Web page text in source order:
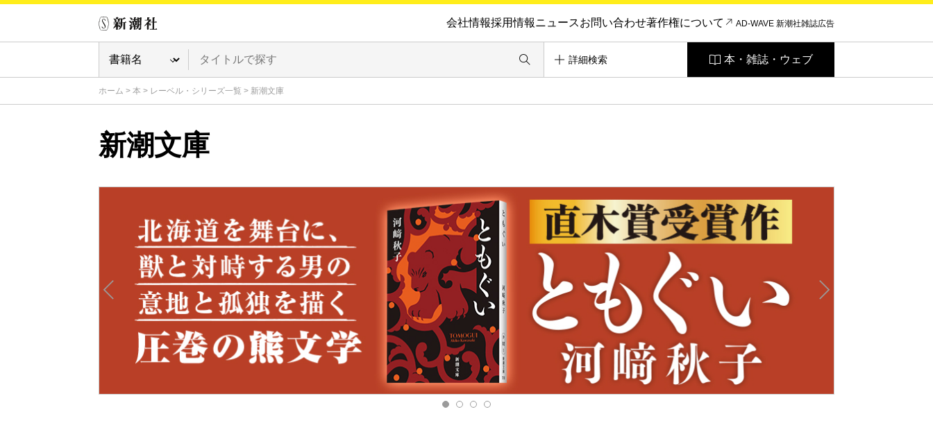
会社情報採用情報ニュースお問い合わせ著作権について AD-WAVE 新潮社雑誌広告
詳細検索 本・雑誌・ウェブ
ホーム > 本 > レーベル・シリーズ一覧 > 新潮文庫
新潮文庫